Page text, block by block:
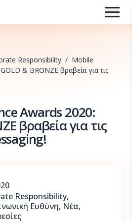
Responsibility / Μobile
& BRONZE βραβεία για τις
Awards 2020:
βραβεία για τις
9 Σεπτεμβρίου 2025
Responsibility,
Ευθύνη, Νέα,